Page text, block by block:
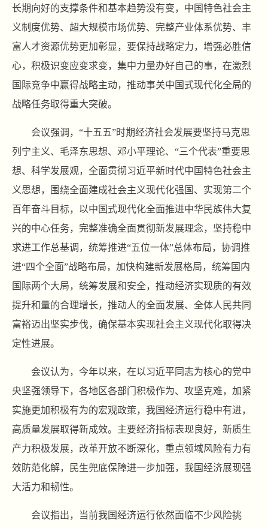
长期向好的支撑条件和基本趋势没有变，中国特色社会主
义制度优势、超大规模市场优势、完整产业体系优势、丰
富人才资源优势更加彰显，要保持战略定力，增强必胜信
心，积极识变应变求变，集中力量办好自己的事，在激烈
国际竞争中赢得战略主动，推动事关中国式现代化全局的
战略任务取得重大突破。
会议强调，“十五五”时期经济社会发展要坚持马克思
列宁主义、毛泽东思想、邓小平理论、“三个代表”重要思
想、科学发展观，全面贯彻习近平新时代中国特色社会主
义思想，围绕全面建成社会主义现代化强国、实现第二个
百年奋斗目标，以中国式现代化全面推进中华民族伟大复
兴的中心任务，完整准确全面贯彻新发展理念，坚持稳中
求进工作总基调，统筹推进“五位一体”总体布局，协调推
进“四个全面”战略布局，加快构建新发展格局，统筹国内
国际两个大局，统筹发展和安全，推动经济实现质的有效
提升和量的合理增长，推动人的全面发展、全体人民共同
富裕迈出坚实步伐，确保基本实现社会主义现代化取得决
定性进展。
会议认为，今年以来，在以习近平同志为核心的党中
央坚强领导下，各地区各部门积极作为、攻坚克难，加紧
实施更加积极有为的宏观政策，我国经济运行稳中有进，
高质量发展取得新成效。主要经济指标表现良好，新质生
产力积极发展，改革开放不断深化，重点领域风险有力有
效防范化解，民生兜底保障进一步加强，我国经济展现强
大活力和韧性。
会议指出，当前我国经济运行依然面临不少风险挑